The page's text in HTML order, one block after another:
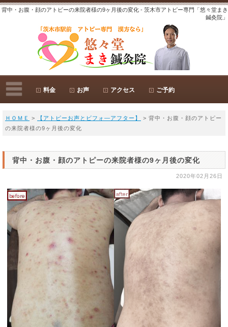
背中・お腹・顔のアトピーの来院者様の9ヶ月後の変化 - 茨木市アトピー専門「悠々堂まき
鍼灸院」
料金 お声 アクセス ご予約
ＨＯＭＥ > 【アトピーお声とビフォ―アフター】
> 背中・お腹・顔のアトピー
の来院者様の9ヶ月後の変化
背中・お腹・顔のアトピーの来院者様の9ヶ月後の変化
2020年02月26日